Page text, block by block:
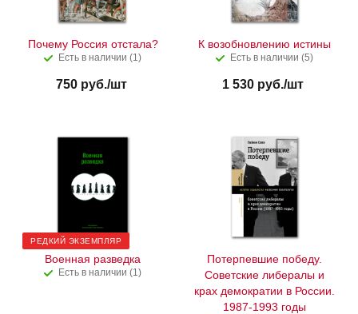
Почему Россия отстала?
Есть в наличии (1)
750руб./шт
К возобновлению истины
Есть в наличии (5)
1 530 руб./шт
РЕДКИЙ ЭКЗЕМПЛЯР
Военная разведка
Есть в наличии (1)
Потерпевшие победу.
Советские либералы и
крах демократии в России.
1987-1993 годы